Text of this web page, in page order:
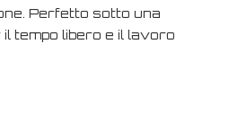
Perfetto sotto una
tempo libero e il lavoro